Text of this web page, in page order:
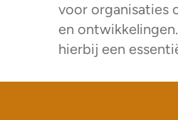
voor organisaties
en
hierbij een